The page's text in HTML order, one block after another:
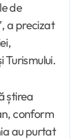
de
a precizat
Turismului.
știrea
conform
au purtat